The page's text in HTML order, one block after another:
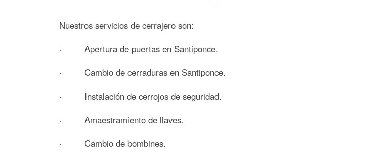
Nuestros servicios de cerrajero son:
· Apertura de puertas en Santiponce.
· Cambio de cerraduras en Santiponce.
· Instalación de cerrojos de seguridad.
· Amaestramiento de llaves.
· Cambio de bombines.